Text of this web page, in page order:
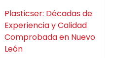
Plasticser: Décadas de
Experiencia y Calidad
Comprobada en Nuevo
León